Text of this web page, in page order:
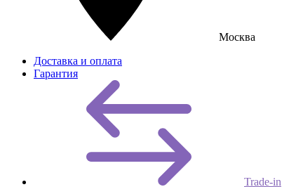
Москва
Доставка и оплата
Гарантия
Trade-in